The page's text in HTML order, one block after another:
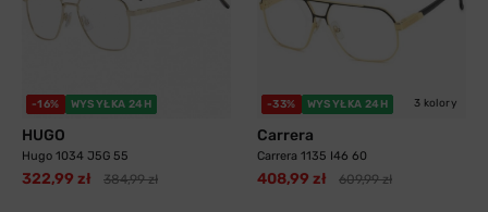
-16% WYSYŁKA 24H
HUGO
Hugo 1034 J5G 55
322,99 zł 384,99 zł
-33% WYSYŁKA 24H 3 kolory
Carrera
Carrera 1135 I46 60
408,99 zł 609,99 zł